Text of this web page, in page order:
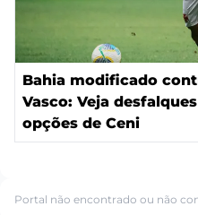
Bahia modificado
Vasco: Veja
opções de Ceni
Portal não encontrado ou não